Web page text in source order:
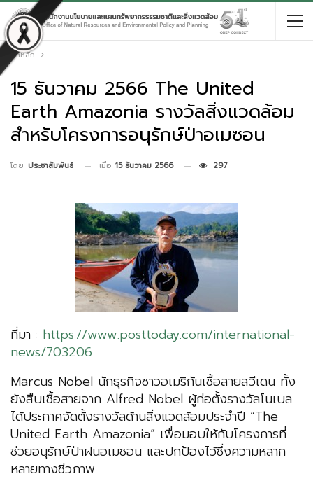
หน้าหลัก
15 ธันวาคม 2566 The United
Earth Amazonia รางวัลสิ่งแวดล้อม
สำหรับโครงการอนุรักษ์ป่าอเมซอน
โดย ประชาสัมพันธ์ เมื่อ 15 ธันวาคม 2566 297
ที่มา : https://www.posttoday.com/international-
news/703206
Marcus Nobel นักธุรกิจชาวอเมริกันเชื้อสายสวีเดน ทั้ง
ยังสืบเชื้อสายจาก Alfred Nobel ผู้ก่อตั้งรางวัลโนเบล
ได้ประกาศจัดตั้งรางวัลด้านสิ่งแวดล้อมประจำปี “The
United Earth Amazonia” เพื่อมอบให้กับโครงการที่
ช่วยอนุรักษ์ป่าฝนอเมซอน และปกป้องไว้ซึ่งความหลาก
หลายทางชีวภาพ